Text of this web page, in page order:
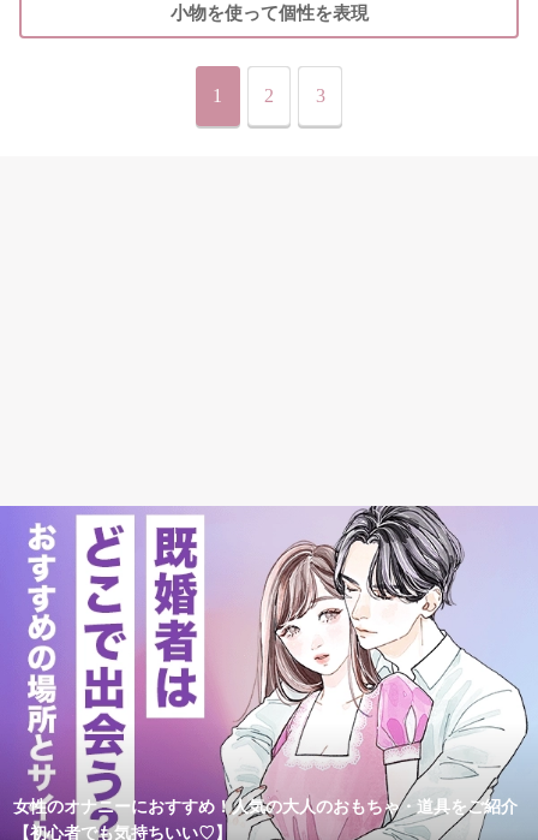
小物を使って個性を表現
1 2 3
女性のオナニーにおすすめ！人気の大人のおもちゃ・道具をご紹介
【初心者でも気持ちいい♡】